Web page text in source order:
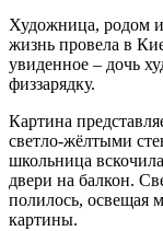
Художница, родом
жизнь провела в
увиденное – дочь
физзарядку.
Картина
светло-жёлтыми
школьница
двери на балкон.
полилось, освещая
картины.